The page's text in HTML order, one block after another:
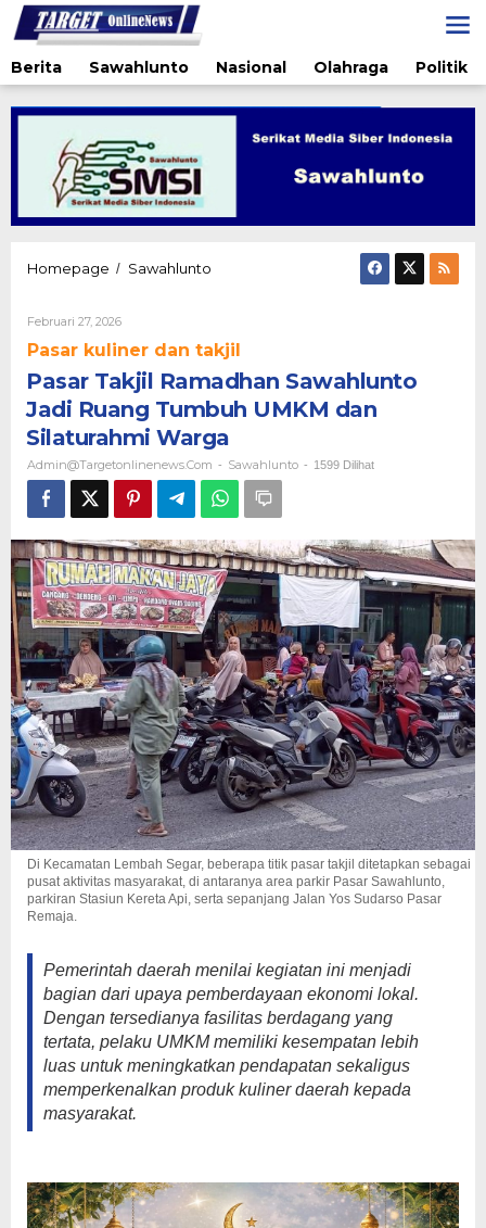
Lewati
ke
konten
Berita
Sawahlunto Nasional Olahraga Politik
Homepage / Sawahlunto
Jadi
Ruang
Tumbuh
UMKM
Silaturahmi
Warga
Februari 27, 2026Oleh
Pasar kuliner dan takjil
Pasar Takjil Ramadhan Sawahlunto
Jadi Ruang Tumbuh UMKM dan
Silaturahmi Warga
Admin@targetonlinenews.com - Sawahlunto - 1599 Dilihat
Di Kecamatan Lembah Segar, beberapa titik pasar takjil ditetapkan sebagai
pusat aktivitas masyarakat, di antaranya area parkir Pasar Sawahlunto,
parkiran Stasiun Kereta Api, serta sepanjang Jalan Yos Sudarso Pasar
Remaja.
Pemerintah daerah menilai kegiatan ini menjadi
bagian dari upaya pemberdayaan ekonomi lokal.
Dengan tersedianya fasilitas berdagang yang
tertata, pelaku UMKM memiliki kesempatan lebih
luas untuk meningkatkan pendapatan sekaligus
memperkenalkan produk kuliner daerah kepada
masyarakat.